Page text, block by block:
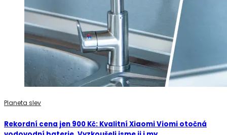
Planeta slev
Rekordní cena jen 900 Kč: Kvalitní Xiaomi Viomi otočná